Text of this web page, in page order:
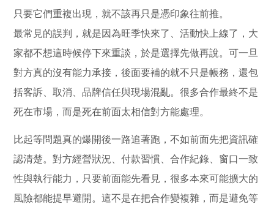
只要它們重複出現，就不該再只是憑印象往前推。
最常見的誤判，就是因為旺季快來了、活動快上線了，大
家都不想這時候停下來重談，於是選擇先做再說。可一旦
對方真的沒有能力承接，後面要補的就不只是帳務，還包
括客訴、取消、品牌信任與現場混亂。很多合作最終不是
死在市場，而是死在前面太相信對方能處理。
比起等問題真的爆開後一路追著跑，不如前面先把資訊確
認清楚。對方經營狀況、付款習慣、合作紀錄、窗口一致
性與執行能力，只要前面能先看見，很多本來可能擴大的
風險都能提早避開。這不是在把合作變複雜，而是避免等